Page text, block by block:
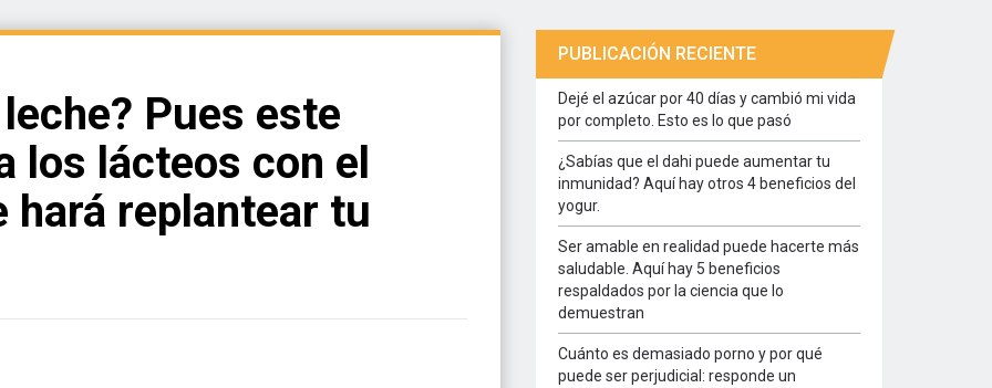
Pues este
los lácteos con el
hará replantear tu
PUBLICACIÓN RECIENTE
Dejé el azúcar por 40 días y cambió mi vida
por completo. Esto es lo que pasó
¿Sabías que el dahi puede aumentar tu
inmunidad? Aquí hay otros 4 beneficios del
yogur.
Ser amable en realidad puede hacerte más
saludable. Aquí hay 5 beneficios
respaldados por la ciencia que lo
demuestran
Cuánto es demasiado porno y por qué
puede ser perjudicial: responde un